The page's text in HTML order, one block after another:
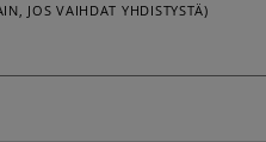
JOS VAIHDAT YHDISTYSTÄ)